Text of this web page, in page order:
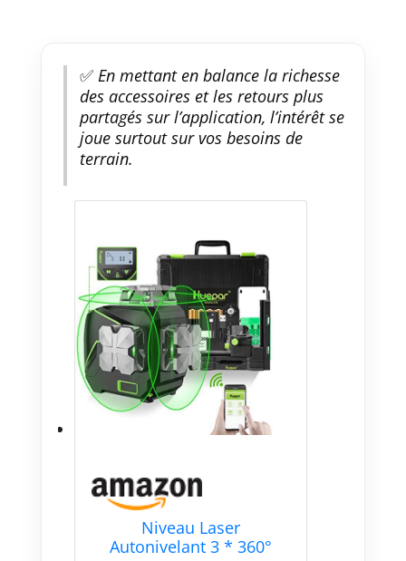
✅En mettant en balance la richesse
des accessoires et les retours plus
partagés sur l’application, l’intérêt se
joue surtout sur vos besoins de
terrain.
Niveau Laser
Autonivelant 3 * 360°